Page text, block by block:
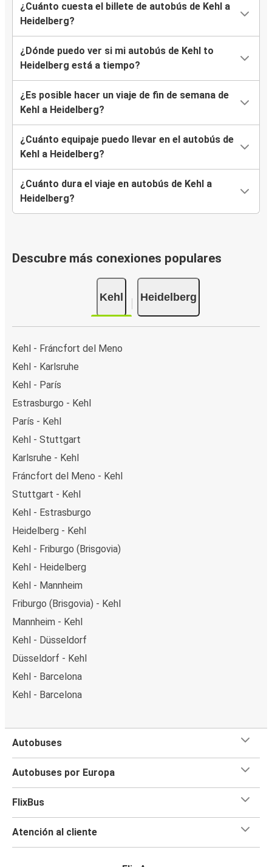
¿Cuánto cuesta el billete de autobús de Kehl a
Heidelberg?
¿Dónde puedo ver si mi autobús de Kehl to
Heidelberg está a tiempo?
¿Es posible hacer un viaje de fin de semana de
Kehl a Heidelberg?
¿Cuánto equipaje puedo llevar en el autobús de
Kehl a Heidelberg?
¿Cuánto dura el viaje en autobús de Kehl a
Heidelberg?
Descubre más conexiones populares
Kehl Heidelberg
Kehl - Fráncfort del Meno
Kehl - Karlsruhe
Kehl - París
Estrasburgo - Kehl
París - Kehl
Kehl - Stuttgart
Karlsruhe - Kehl
Fráncfort del Meno - Kehl
Stuttgart - Kehl
Kehl - Estrasburgo
Heidelberg - Kehl
Kehl - Friburgo (Brisgovia)
Kehl - Heidelberg
Kehl - Mannheim
Friburgo (Brisgovia) - Kehl
Mannheim - Kehl
Kehl - Düsseldorf
Düsseldorf - Kehl
Kehl - Barcelona
Kehl - Barcelona
Autobuses
Autobuses por Europa
FlixBus
Atención al cliente